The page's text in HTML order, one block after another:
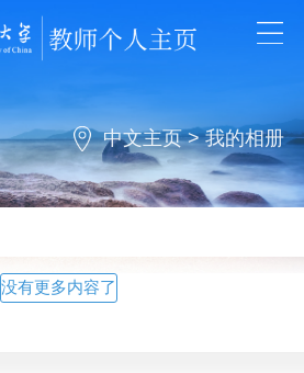
中文主页>我的相册
没有更多内容了